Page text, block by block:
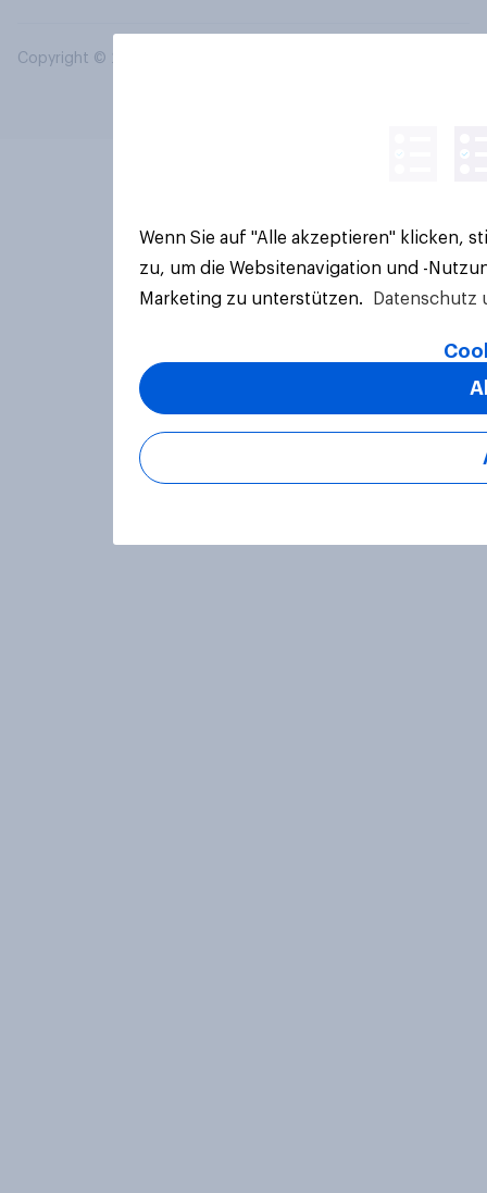
Copyright © 2026 YouGov PLC. Alle Rechte vorbehalten.
Wenn Sie auf "Alle akzeptieren" klicken,
zu, um die Websitenavigation und -
Marketing zu unterstützen.
Datenschutz